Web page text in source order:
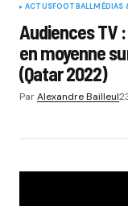
ACTUSFOOTBALLMÉDIAS
Audiences TV
en moyenne
(Qatar 2022)
ParAlexandre Bailleul